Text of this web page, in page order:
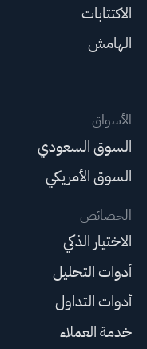
الاكتتابات
الهامش
الأسواق
السوق السعودي
السوق الأمريكي
الخصائص
الاختيار الذكي
أدوات التحليل
أدوات التداول
خدمة العملاء